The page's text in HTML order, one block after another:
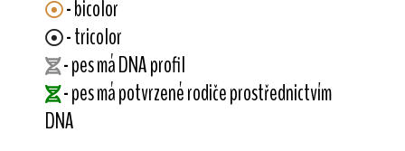
- bicolor
- tricolor
- pes má DNA profil
- pes má potvrzené rodiče prostřednictvím
DNA